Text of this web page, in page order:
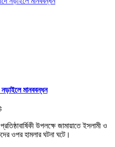
নড়াইলে মানববন্ধন
উপলক্ষে জামায়াতে ইসলামী ও
ওপর হামলার ঘটনা ঘটে।